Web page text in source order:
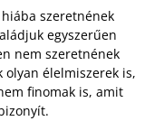
szeretnének
egyszerűen
nem szeretnének
olyan élelmiszerek is,
finomak is, amit